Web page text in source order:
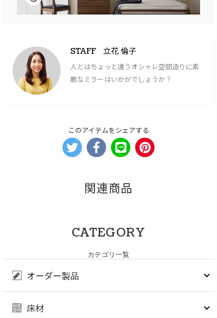
STAFF 立花 倫子
人とはちょっと違うオシャレ空間造りに素
敵なミラーはいかがでしょうか？
このアイテムをシェアする
関連商品
CATEGORY
カテゴリ一覧
オーダー製品
床材